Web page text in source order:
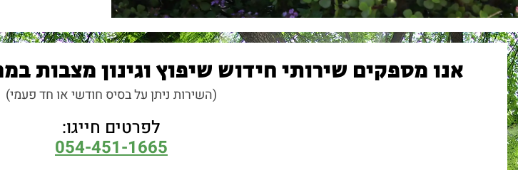
אליי ומשתפים אותי באנרגיות טעונות רגש. מדהים איך משפט אחד שכל
ניצוצות כ"כ גדולים גם אחרי 20 ו-30 שנה".
דווקא בגלל זה אומר גולן, חשוב מאוד להתייחס לרצון המשפחה. חשוב
מדמיינת כדי להגיע לרמה המדויקת. במיוחד לאור העובדה שהדפסה על אבן
"עם השנים למדתי איך להתאים את רצון המשפחה ליכולות ההדפסה ולרמת